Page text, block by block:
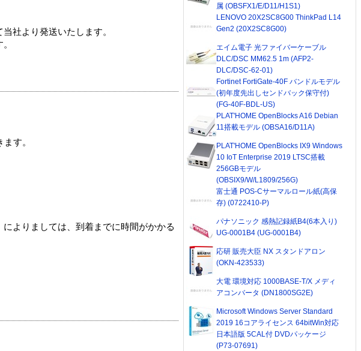
社より発送いたします。
す。
よりましては、到着までに時間がかかる
属 (OBSFX1/E/D11/H1S1)
LENOVO 20X2SC8G00 ThinkPad L14
Gen2 (20X2SC8G00)
エイム電子 光ファイバーケーブル
DLC/DSC MM62.5 1m (AFP2-
DLC/DSC-62-01)
Fortinet FortiGate-40F バンドルモデル
(初年度先出しセンドバック保守付)
(FG-40F-BDL-US)
PLAT'HOME OpenBlocks A16 Debian
11搭載モデル (OBSA16/D11A)
PLAT'HOME OpenBlocks IX9 Windows
10 IoT Enterprise 2019 LTSC搭載
256GBモデル
(OBSIX9/W/L1809/256G)
富士通 POS-Cサーマルロール紙(高保
存) (0722410-P)
パナソニック 感熱記録紙B4(6本入り)
UG-0001B4 (UG-0001B4)
応研 販売大臣 NX スタンドアロン
(OKN-423533)
大電 環境対応 1000BASE-T/X メディ
アコンバータ (DN1800SG2E)
Microsoft Windows Server Standard
2019 16コアライセンス 64bitWin対応
日本語版 5CAL付 DVDパッケージ
(P73-07691)